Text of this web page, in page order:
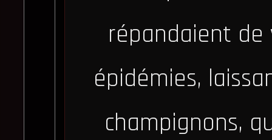
répandaient de
épidémies,
champignons,